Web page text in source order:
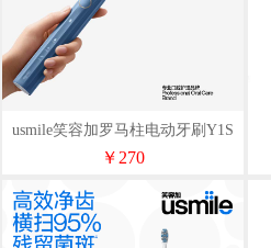
usmile笑容加罗马柱电动牙刷Y1S
￥270